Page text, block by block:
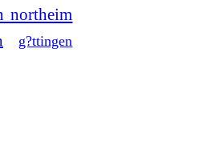
northeim
g?ttingen